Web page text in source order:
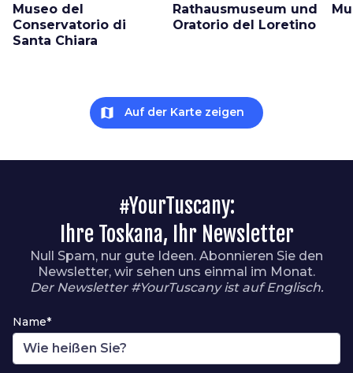
Museo del
Conservatorio di
Santa Chiara
Rathausmuseum und
Oratorio del Loretino
map Auf der Karte zeigen
#YourTuscany:
Ihre Toskana, Ihr Newsletter
Null Spam, nur gute Ideen. Abonnieren Sie den
Newsletter, wir sehen uns einmal im Monat.
Der Newsletter #YourTuscany ist auf Englisch.
Name*